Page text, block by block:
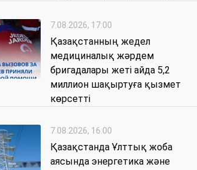
7.08.2026, 17:00
Қазақстанның жедел
медициналық жәрдем
бригадалары жеті айда 5,2
миллион шақыртуға қызмет
көрсетті
7.08.2026, 16:00
Қазақстанда Ұлттық жоба
аясында энергетика және